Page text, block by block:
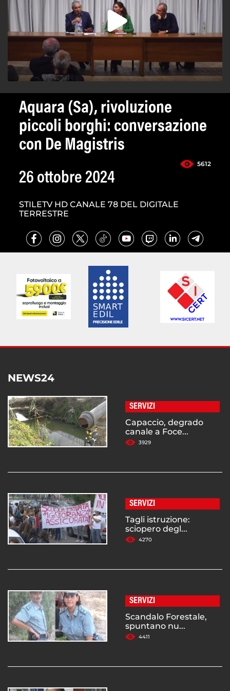
Aquara (Sa), rivoluzione
piccoli borghi: conversazione
con De Magistris
5612
26 ottobre 2024
STILETV HD CANALE 78 DEL DIGITALE
TERRESTRE
NEWS24
SERVIZI
Capaccio, degrado
canale a Foce...
3929
SERVIZI
Tagli istruzione:
sciopero degl...
4270
SERVIZI
Scandalo Forestale,
spuntano nu...
4411